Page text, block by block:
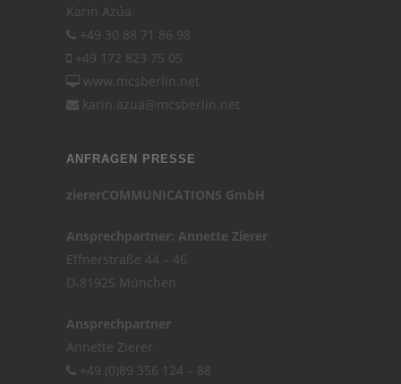
Karin Azúa
+49 30 88 71 86 98
+49 172 823 75 05
www.mcsberlin.net
karin.azua@mcsberlin.net
ANFRAGEN PRESSE
ziererCOMMUNICATIONS GmbH
Ansprechpartner: Annette Zierer
Effnerstraße 44 – 46
D-81925 München
Ansprechpartner
Annette Zierer
+49 (0)89 356 124 – 88